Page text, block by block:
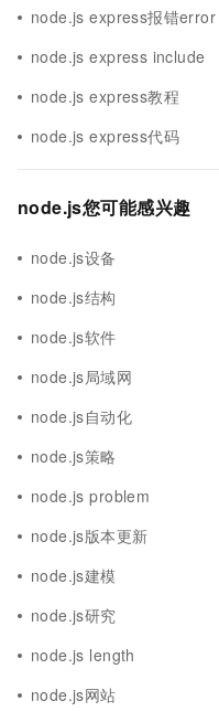
node.js express报错error
node.js express include
node.js express教程
node.js express代码
node.js您可能感兴趣
node.js设备
node.js结构
node.js软件
node.js局域网
node.js自动化
node.js策略
node.js problem
node.js版本更新
node.js建模
node.js研究
node.js length
node.js网站